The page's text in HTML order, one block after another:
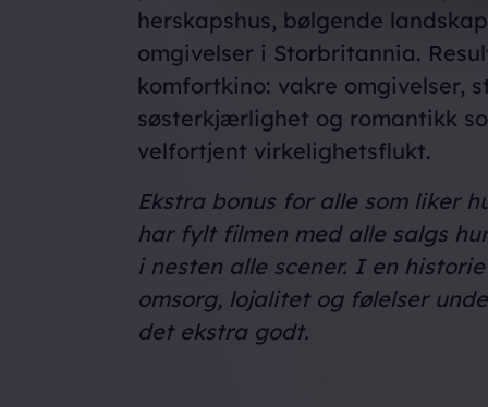
herskapshus, bølgende
omgivelser i Storbritannia.
komfortkino: vakre omgivelser,
søsterkjærlighet og romantikk
velfortjent virkelighetsflukt.
Ekstra bonus for alle som liker
har fylt filmen med alle salgs
i nesten alle scener. I en
omsorg, lojalitet og følelser
det ekstra godt.